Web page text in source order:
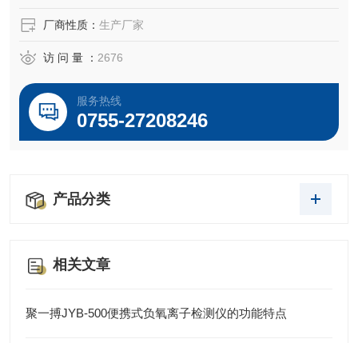
厂商性质： 生产厂家
访 问 量 ： 2676
服务热线
0755-27208246
产品分类
相关文章
聚一搏JYB-500便携式负氧离子检测仪的功能特点